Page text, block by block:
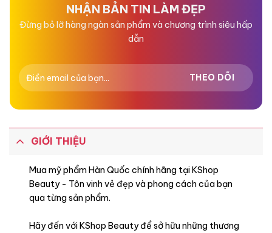
NHẬN BẢN TIN LÀM ĐẸP
Đừng bỏ lỡ hàng ngàn sản phẩm và chương trình siêu hấp
dẫn
GIỚI THIỆU
Mua mỹ phẩm Hàn Quốc chính hãng tại KShop
Beauty - Tôn vinh vẻ đẹp và phong cách của bạn
qua từng sản phẩm.
Hãy đến với KShop Beauty để sở hữu những thương